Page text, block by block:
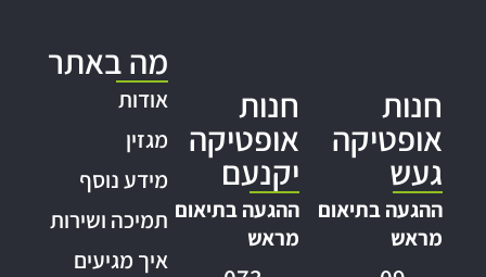
חנות
אופטיקה
געש
ההגעה בתיאום
מראש
חנות
אופטיקה
יקנעם
ההגעה בתיאום
מראש
מה באתר
אודות
מגזין
מידע נוסף
תמיכה ושירות
איך מגיעים